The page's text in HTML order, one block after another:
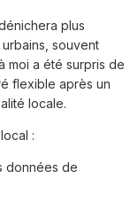
plus
souvent
moi a été surpris de
flexible après un
locale.
:
données de